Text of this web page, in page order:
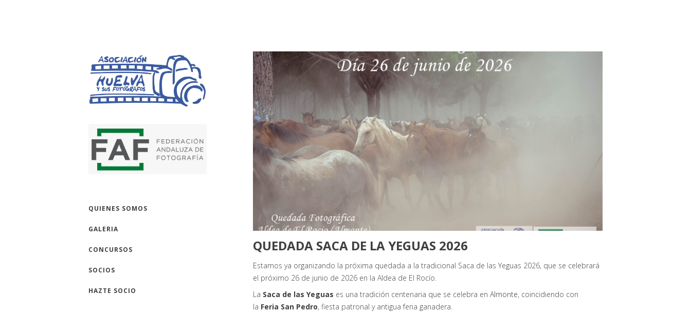
HUELVA Y SUS FOTÓGRAFOS
QUIENES SOMOS
GALERIA
CONCURSOS
SOCIOS
HAZTE SOCIO
QUEDADA SACA DE LA YEGUAS 2026
Estamos ya organizando la próxima quedada a la tradicional Saca de las Yeguas 2026, que se celebrará
el próximo 26 de junio de 2026 en la Aldea de El Rocío.
La Saca de las Yeguas es una tradición centenaria que se celebra en Almonte, coincidiendo con
la Feria San Pedro, fiesta patronal y antigua feria ganadera.